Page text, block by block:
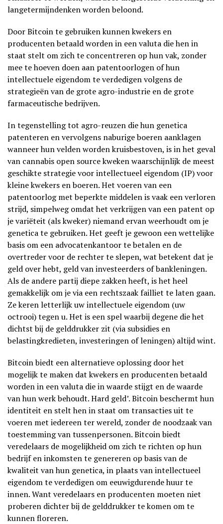
langetermijndenken worden beloond.
Door Bitcoin te gebruiken kunnen kwekers en
producenten betaald worden in een valuta die hen in
staat stelt om zich te concentreren op hun vak, zonder
mee te hoeven doen aan patentoorlogen of hun
intellectuele eigendom te verdedigen volgens de
strategieën van de grote agro-industrie en de grote
farmaceutische bedrijven.
In tegenstelling tot agro-reuzen die hun genetica
patenteren en vervolgens naburige boeren aanklagen
wanneer hun velden worden kruisbestoven, is in het geval
van cannabis open source kweken waarschijnlijk de meest
geschikte strategie voor intellectueel eigendom (IP) voor
kleine kwekers en boeren. Het voeren van een
patentoorlog met beperkte middelen is vaak een verloren
strijd, simpelweg omdat het verkrijgen van een patent op
je variëteit (als kweker) niemand ervan weerhoudt om je
genetica te gebruiken. Het geeft je gewoon een wettelijke
basis om een advocatenkantoor te betalen en de
overtreder voor de rechter te slepen, wat betekent dat je
geld over hebt, geld van investeerders of bankleningen.
Als de andere partij diepe zakken heeft, is het heel
gemakkelijk om je via een rechtszaak failliet te laten gaan.
Ze keren letterlijk uw intellectuele eigendom (uw
octrooi) tegen u. Het is een spel waarbij degene die het
dichtst bij de gelddrukker zit (via subsidies en
belastingkredieten, investeringen of leningen) altijd wint.
Bitcoin biedt een alternatieve oplossing door het
mogelijk te maken dat kwekers en producenten betaald
worden in een valuta die in waarde stijgt en de waarde
van hun werk behoudt. Hard geld’. Bitcoin beschermt hun
identiteit en stelt hen in staat om transacties uit te
voeren met iedereen ter wereld, zonder de noodzaak van
toestemming van tussenpersonen. Bitcoin biedt
veredelaars de mogelijkheid om zich te richten op hun
bedrijf en inkomsten te genereren op basis van de
kwaliteit van hun genetica, in plaats van intellectueel
eigendom te verdedigen om eeuwigdurende huur te
innen. Want veredelaars en producenten moeten niet
proberen dichter bij de gelddrukker te komen om te
kunnen floreren.